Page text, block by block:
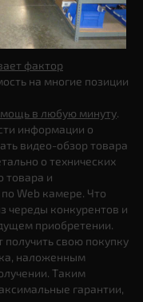
фактор
на многие позиции
в любую минуту.
информации о
видео-обзор товара
о технических
товара и
Web камере. Что
череды конкурентов и
приобретении.
получить свою покупку
наложенным
Таким
гарантии,